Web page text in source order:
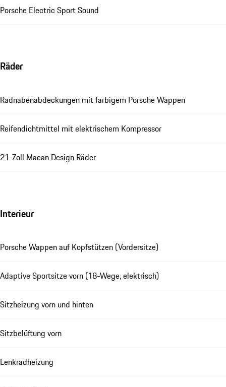
Porsche Electric Sport Sound
Räder
Radnabenabdeckungen mit farbigem Porsche Wappen
Reifendichtmittel mit elektrischem Kompressor
21-Zoll Macan Design Räder
Interieur
Porsche Wappen auf Kopfstützen (Vordersitze)
Adaptive Sportsitze vorn (18-Wege, elektrisch)
Sitzheizung vorn und hinten
Sitzbelüftung vorn
Lenkradheizung